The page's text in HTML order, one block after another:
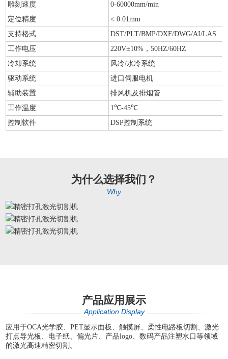
雕刻速度
0-60000mm/min
定位精度
< 0.01mm
支持格式
DST/PLT/BMP/DXF/DWG/AI/LAS
工作电压
220V±10%，50HZ/60HZ
冷却系统
风冷/水冷系统
驱动系统
进口伺服电机
辅助装置
排风机及排烟管
工作温度
1℃-45℃
控制软件
DSP控制系统
为什么选择我们？
Why
产品应用展示
Application Display
应用于OCA光学胶、PET显示面板、触摸屏、柔性电路板切割、激光
打点导光板、电子纸、偏光片、产品logo、数码产品注塑水口等领域
的激光高速精密切割。